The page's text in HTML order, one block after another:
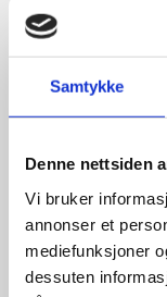
Samtykke
Denne nettsiden
Vi bruker
annonser et
mediefunksjoner
dessuten